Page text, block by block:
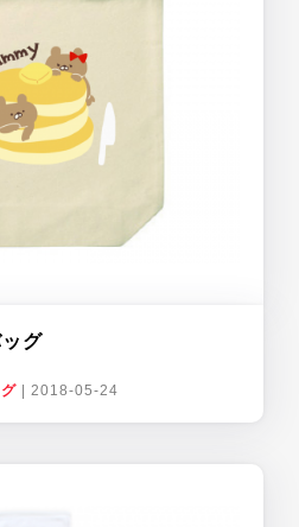
グ
2018-05-24